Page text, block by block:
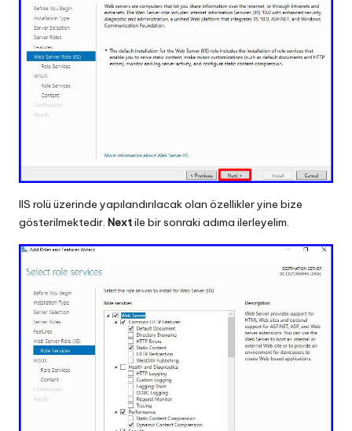
IIS rolü üzerinde yapılandırılacak olan özellikler yine bize
gösterilmektedir. Nextile bir sonraki adıma ilerleyelim.